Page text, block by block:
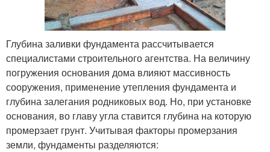
Глубина заливки фундамента рассчитывается
специалистами строительного агентства. На величину
погружения основания дома влияют массивность
сооружения, применение утепления фундамента и
глубина залегания родниковых вод. Но, при установке
основания, во главу угла ставится глубина на которую
промерзает грунт. Учитывая факторы промерзания
земли, фундаменты разделяются: